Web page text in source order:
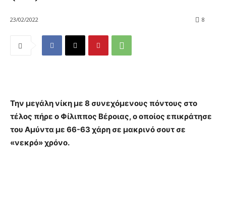
23/02/2022 8
Την μεγάλη νίκη με 8 συνεχόμενους πόντους στο
τέλος πήρε ο Φίλιππος Βέροιας, ο οποίος επικράτησε
του Αμύντα με 66-63 χάρη σε μακρινό σουτ σε
«νεκρό» χρόνο.